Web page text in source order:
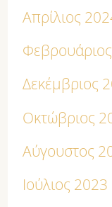
Απρίλιος
Δεκέμβριος
Οκτώβριος
Αύγουστος
Ιούλιος 2023